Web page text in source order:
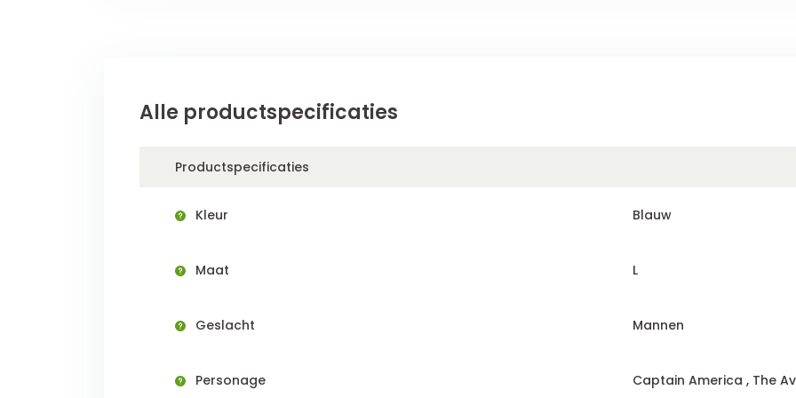
Alle productspecificaties
Productspecificaties
Kleur Blauw
Maat L
Geslacht Mannen
Personage Captain America , The